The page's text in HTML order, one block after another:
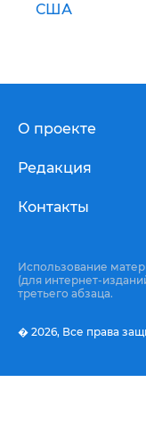
США
О проекте
Редакция
Контакты
Использование
(для интернет-
третьего абзаца.
� 2026, Все права